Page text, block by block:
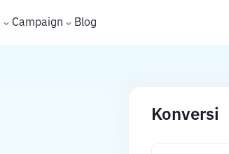
Campaign Blog
Konversi